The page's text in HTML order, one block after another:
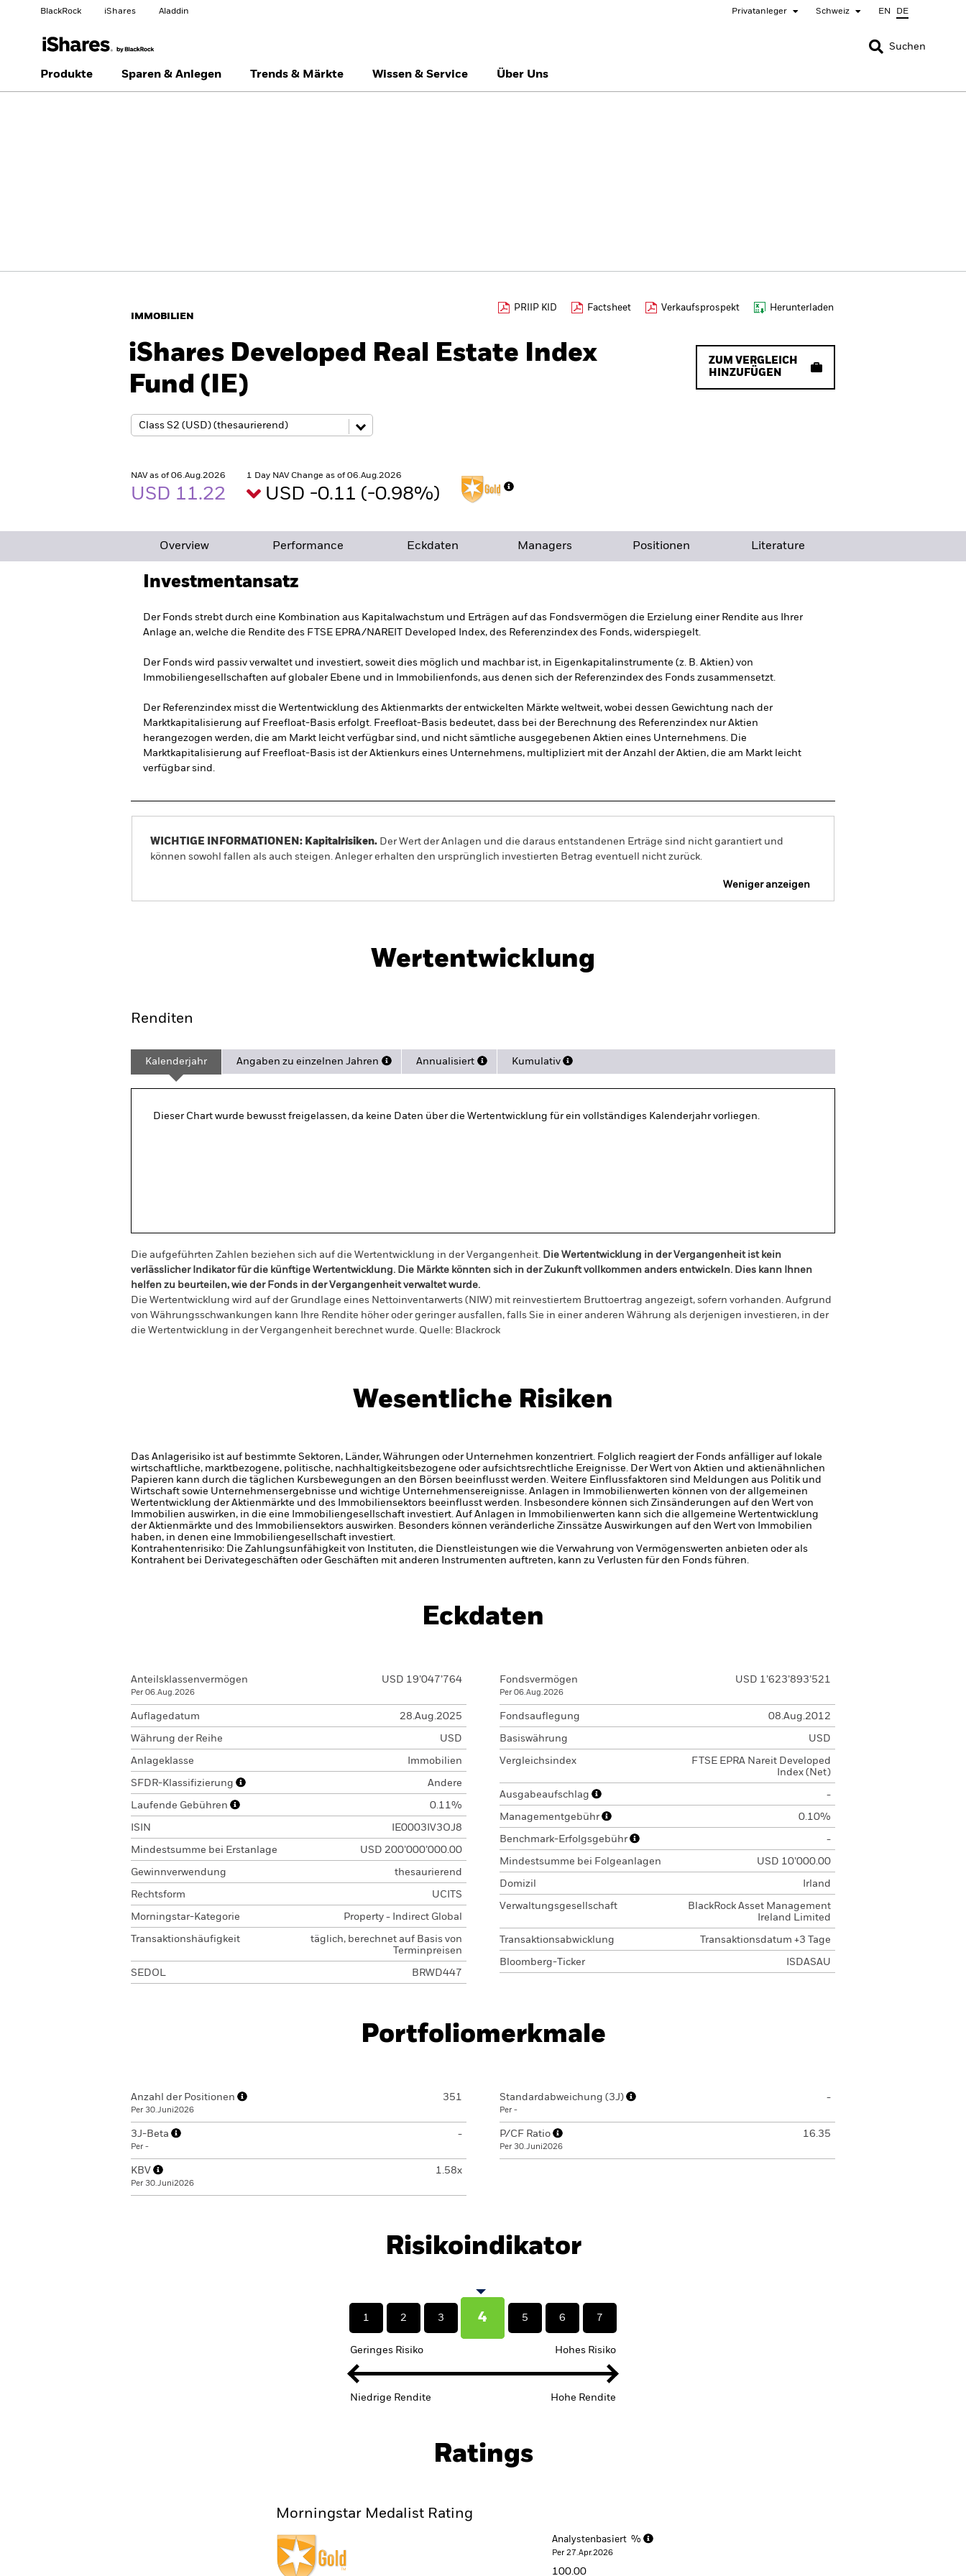
BlackRock iShares Aladdin Privatanleger Schweiz EN DE
SCHLIESSEN
Anlegertyp wechseln
SCHLIESSEN
Land ändern
United Kingdom United States Õsterreich Location not listed
Suchen
Produkte Sparen & Anlegen Trends & Märkte Wissen & Service Über Uns
IMMOBILIEN
PRIIP KID Factsheet Verkaufsprospekt Herunterladen
iShares Developed Real Estate Index
Fund (IE)
ZUM VERGLEICH
HINZUFÜGEN
NAV as of 06.Aug.2026
USD 11.22
1 Day NAV Change as of 06.Aug.2026
USD -0.11 (-0.98%)
Overview Performance Eckdaten Managers Positionen Literature
Investmentansatz
Der Fonds strebt durch eine Kombination aus Kapitalwachstum und Erträgen auf das Fondsvermögen die Erzielung einer Rendite aus Ihrer
Anlage an, welche die Rendite des FTSE EPRA/NAREIT Developed Index, des Referenzindex des Fonds, widerspiegelt.
Der Fonds wird passiv verwaltet und investiert, soweit dies möglich und machbar ist, in Eigenkapitalinstrumente (z. B. Aktien) von
Immobiliengesellschaften auf globaler Ebene und in Immobilienfonds, aus denen sich der Referenzindex des Fonds zusammensetzt.
Der Referenzindex misst die Wertentwicklung des Aktienmarkts der entwickelten Märkte weltweit, wobei dessen Gewichtung nach der
Marktkapitalisierung auf Freefloat-Basis erfolgt. Freefloat-Basis bedeutet, dass bei der Berechnung des Referenzindex nur Aktien
herangezogen werden, die am Markt leicht verfügbar sind, und nicht sämtliche ausgegebenen Aktien eines Unternehmens. Die
Marktkapitalisierung auf Freefloat-Basis ist der Aktienkurs eines Unternehmens, multipliziert mit der Anzahl der Aktien, die am Markt leicht
verfügbar sind.
WICHTIGE INFORMATIONEN: Kapitalrisiken. Der Wert der Anlagen und die daraus entstandenen Erträge sind nicht garantiert und
können sowohl fallen als auch steigen. Anleger erhalten den ursprünglich investierten Betrag eventuell nicht zurück.
Weniger anzeigen
Eckdaten Managers
Wertentwicklung
Renditen
Kalenderjahr Angaben zu einzelnen Jahren Annualisiert Kumulativ
Dieser Chart wurde bewusst freigelassen, da keine Daten über die Wertentwicklung für ein vollständiges Kalenderjahr vorliegen.
Die aufgeführten Zahlen beziehen sich auf die Wertentwicklung in der Vergangenheit. Die Wertentwicklung in der Vergangenheit ist kein
verlässlicher Indikator für die künftige Wertentwicklung. Die Märkte könnten sich in der Zukunft vollkommen anders entwickeln. Dies kann Ihnen
helfen zu beurteilen, wie der Fonds in der Vergangenheit verwaltet wurde.
Die Wertentwicklung wird auf der Grundlage eines Nettoinventarwerts (NIW) mit reinvestiertem Bruttoertrag angezeigt, sofern vorhanden. Aufgrund
von Währungsschwankungen kann Ihre Rendite höher oder geringer ausfallen, falls Sie in einer anderen Währung als derjenigen investieren, in der
die Wertentwicklung in der Vergangenheit berechnet wurde. Quelle: Blackrock
Wesentliche Risiken
Das Anlagerisiko ist auf bestimmte Sektoren, Länder, Währungen oder Unternehmen konzentriert. Folglich reagiert der Fonds anfälliger auf lokale
wirtschaftliche, marktbezogene, politische, nachhaltigkeitsbezogene oder aufsichtsrechtliche Ereignisse. Der Wert von Aktien und aktienähnlichen
Papieren kann durch die täglichen Kursbewegungen an den Börsen beeinflusst werden. Weitere Einflussfaktoren sind Meldungen aus Politik und
Wirtschaft sowie Unternehmensergebnisse und wichtige Unternehmensereignisse. Anlagen in Immobilienwerten können von der allgemeinen
Wertentwicklung der Aktienmärkte und des Immobiliensektors beeinflusst werden. Insbesondere können sich Zinsänderungen auf den Wert von
Immobilien auswirken, in die eine Immobiliengesellschaft investiert. Auf Anlagen in Immobilienwerten kann sich die allgemeine Wertentwicklung
der Aktienmärkte und des Immobiliensektors auswirken. Besonders können veränderliche Zinssätze Auswirkungen auf den Wert von Immobilien
haben, in denen eine Immobiliengesellschaft investiert.
Kontrahentenrisiko: Die Zahlungsunfähigkeit von Instituten, die Dienstleistungen wie die Verwahrung von Vermögenswerten anbieten oder als
Kontrahent bei Derivategeschäften oder Geschäften mit anderen Instrumenten auftreten, kann zu Verlusten für den Fonds führen.
Eckdaten
Anteilsklassenvermögen
Per 06.Aug.2026
USD 19’047’764
Auflagedatum 28.Aug.2025
Währung der Reihe USD
Anlageklasse Immobilien
SFDR-Klassifizierung Andere
Laufende Gebühren 0.11%
ISIN IE0003IV3OJ8
Mindestsumme bei Erstanlage USD 200’000’000.00
Gewinnverwendung thesaurierend
Rechtsform UCITS
Morningstar-Kategorie Property - Indirect Global
Transaktionshäufigkeit
täglich, berechnet auf Basis von
Terminpreisen
SEDOL BRWD447
Fondsvermögen
Per 06.Aug.2026
USD 1’623’893’521
Fondsauflegung 08.Aug.2012
Basiswährung USD
Vergleichsindex
FTSE EPRA Nareit Developed
Index (Net)
Ausgabeaufschlag -
Managementgebühr 0.10%
Benchmark-Erfolgsgebühr -
Mindestsumme bei Folgeanlagen USD 10’000.00
Domizil Irland
Verwaltungsgesellschaft
BlackRock Asset Management
Ireland Limited
Transaktionsabwicklung Transaktionsdatum +3 Tage
Bloomberg-Ticker ISDASAU
Portfoliomerkmale
Anzahl der Positionen
Per 30.Juni2026
351
3J-Beta
Per -
-
KBV
Per 30.Juni2026
1.58x
Standardabweichung (3J)
Per -
-
P/CF Ratio
Per 30.Juni2026
16.35
Risikoindikator
1 2 3 4 5 6 7
Geringes Risiko Hohes Risiko
Niedrige Rendite Hohe Rendite
Ratings
Morningstar Medalist Rating
Analystenbasiert %
Per 27.Apr.2026
100.00